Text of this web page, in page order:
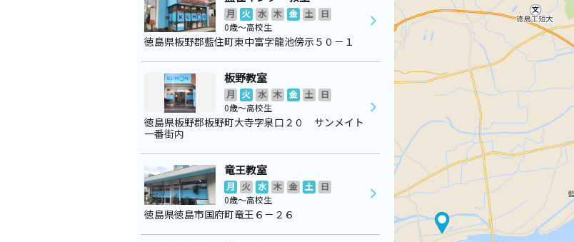
月 火 水 木 金 土
日
0歳～高校生
徳島県板野郡藍住町東中富字龍池傍示５０－１
板野教室
月 火 水 木 金 土
日
0歳～高校生
徳島県板野郡板野町大寺字泉口２０ サンメイト
一番街内
竜王教室
月 火 水 木 金 土
日
0歳～高校生
徳島県徳島市国府町竜王６－２６